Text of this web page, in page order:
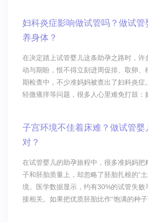
妇科炎症影响做试管吗？做试管
养身体？
在决定踏上试管婴儿这条助孕之路时，许
动与期盼，恨不得立刻进周促排、取卵、
期检查中，不少准妈妈被查出了妇科炎症
轻微瘙痒等问题，很多人心里难免打鼓：
子宫环境不佳着床难？做试管婴
对？
在试管婴儿的助孕旅程中，很多准妈妈把
子和胚胎质量上，却忽略了胚胎扎根的“
境。医学数据显示，约有30%的试管失败
接相关。如果把优质胚胎比作“饱满的种子